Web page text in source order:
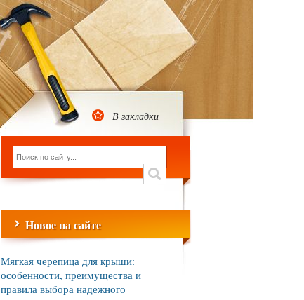
В закладки
Новое на сайте
Мягкая черепица для крыши:
особенности, преимущества и
правила выбора надежного